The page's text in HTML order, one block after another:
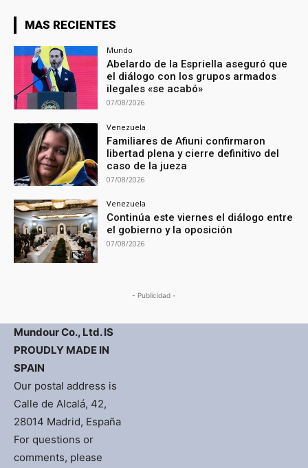
MAS RECIENTES
Mundo
Abelardo de la Espriella aseguró que
el diálogo con los grupos armados
ilegales «se acabó»
07/08/2026
Venezuela
Familiares de Afiuni confirmaron
libertad plena y cierre definitivo del
caso de la jueza
07/08/2026
Venezuela
Continúa este viernes el diálogo entre
el gobierno y la oposición
07/08/2026
- Publicidad -
Mundour Co., Ltd. IS
PROUDLY MADE IN
SPAIN
Our postal address is
Calle de Alcalá, 42,
28014 Madrid, España
For questions or
comments, please